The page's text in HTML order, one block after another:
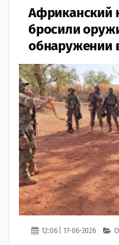
Африканский
бросили
обнаружении
12:06 | 17-06-2026